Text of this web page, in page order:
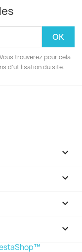
trouverez pour cela
d'utilisation du site.



keyboard_arrow_down